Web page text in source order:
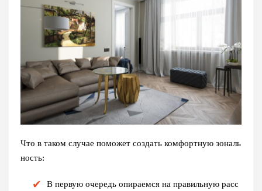
Что в таком случае поможет создать комфортную зональ
ность:
В первую очередь опираемся на правильную расс